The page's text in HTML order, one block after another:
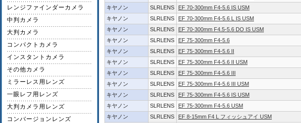
レンジファインダーカメラ
中判カメラ
大判カメラ
コンパクトカメラ
インスタントカメラ
その他カメラ
ミラーレス用レンズ
一眼レフ用レンズ
大判カメラ用レンズ
コンバージョンレンズ
キヤノン
SLRLENS EF 70-300mm F4-5.6 IS USM
キヤノン
SLRLENS EF 70-300mm F4-5.6 L IS USM
キヤノン
SLRLENS EF 70-300mm F4.5-5.6 DO IS USM
キヤノン
SLRLENS EF 75-300mm F4-5.6
キヤノン
SLRLENS EF 75-300mm F4-5.6 II
キヤノン
SLRLENS EF 75-300mm F4-5.6 II USM
キヤノン
SLRLENS EF 75-300mm F4-5.6 III
キヤノン
SLRLENS EF 75-300mm F4-5.6 III USM
キヤノン
SLRLENS EF 75-300mm F4-5.6 IS USM
キヤノン
SLRLENS EF 75-300mm F4-5.6 USM
キヤノン
SLRLENS EF 8-15mm F4 L フィッシュアイ USM